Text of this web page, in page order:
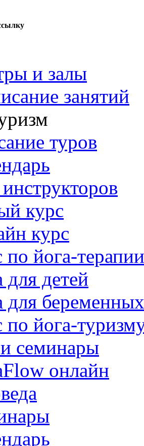
и залы
занятий
туров
курс
курс
по йога-терапии
для детей
для беременных
по йога-
семинары
онлайн